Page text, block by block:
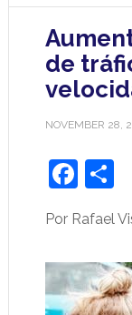
de
NOVEMBER 28,
Por Rafael